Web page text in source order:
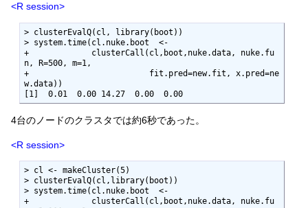
<R session>
> clusterEvalQ(cl, library(boot))
> system.time(cl.nuke.boot  <-
+             clusterCall(cl,boot,nuke.data, nuke.fu
n, R=500, m=1,
+                         fit.pred=new.fit, x.pred=ne
w.data))
[1]  0.01  0.00 14.27  0.00  0.00
4台のノードのクラスタでは約6秒であった。
<R session>
> cl <- makeCluster(5)
> clusterEvalQ(cl,library(boot))
> system.time(cl.nuke.boot  <-
+             clusterCall(cl,boot,nuke.data, nuke.fu